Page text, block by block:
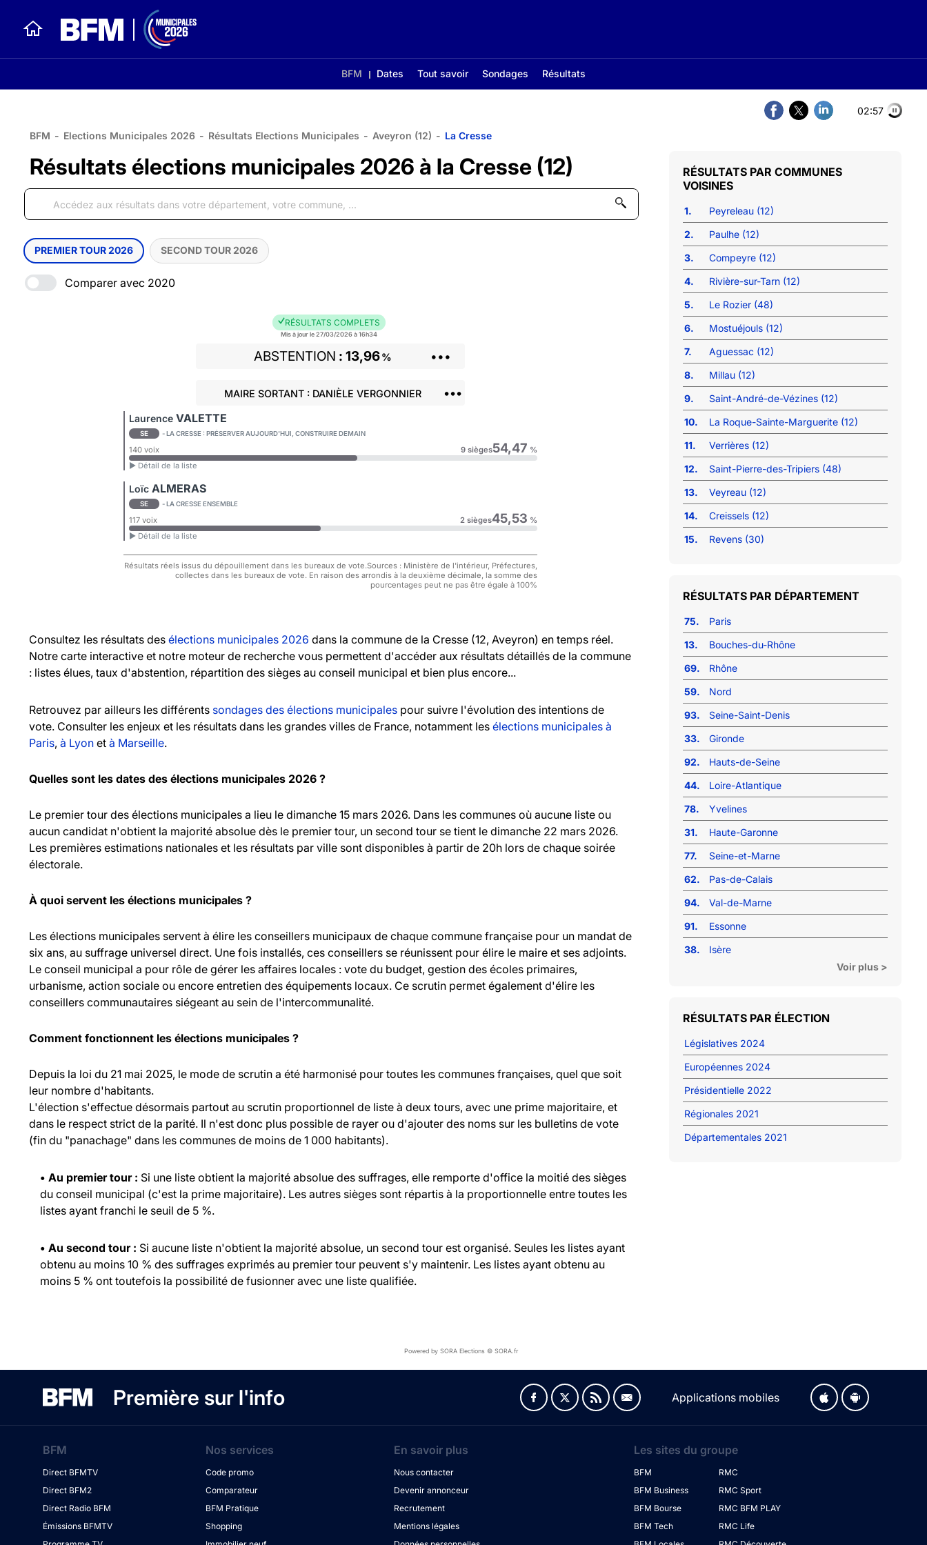
BFM Dates Tout savoir Sondages Résultats
02:56
BFM - Elections Municipales 2026 - Résultats Elections Municipales - Aveyron (12) - La Cresse
Résultats élections municipales 2026 à la Cresse (12)
PREMIER TOUR 2026 SECOND TOUR 2026
Comparer avec 2020
RÉSULTATS COMPLETS
Mis à jour le 27/03/2026 à 16h34
ABSTENTION 13,96% •••
MAIRE SORTANT : DANIÈLE VERGONNIER •••
Laurence VALETTE
SE - LA CRESSE : PRÉSERVER AUJOURD'HUI, CONSTRUIRE DEMAIN
140 voix 9 sièges54,47 %
► Détail de la liste
Loïc ALMERAS
SE - LA CRESSE ENSEMBLE
117 voix 2 sièges45,53 %
► Détail de la liste
Résultats réels issus du dépouillement dans les bureaux de vote.Sources : Ministère de l'intérieur, Préfectures,
collectes dans les bureaux de vote. En raison des arrondis à la deuxième décimale, la somme des
pourcentages peut ne pas être égale à 100%
Consultez les résultats des élections municipales 2026 dans la commune de la Cresse (12, Aveyron) en temps réel.
Notre carte interactive et notre moteur de recherche vous permettent d'accéder aux résultats détaillés de la commune
: listes élues, taux d'abstention, répartition des sièges au conseil municipal et bien plus encore...
Retrouvez par ailleurs les différents sondages des élections municipales pour suivre l'évolution des intentions de
vote. Consulter les enjeux et les résultats dans les grandes villes de France, notamment les élections municipales à
Paris, à Lyon et à Marseille.
Quelles sont les dates des élections municipales 2026 ?
Le premier tour des élections municipales a lieu le dimanche 15 mars 2026. Dans les communes où aucune liste ou
aucun candidat n'obtient la majorité absolue dès le premier tour, un second tour se tient le dimanche 22 mars 2026.
Les premières estimations nationales et les résultats par ville sont disponibles à partir de 20h lors de chaque soirée
électorale.
À quoi servent les élections municipales ?
Les élections municipales servent à élire les conseillers municipaux de chaque commune française pour un mandat de
six ans, au suffrage universel direct. Une fois installés, ces conseillers se réunissent pour élire le maire et ses adjoints.
Le conseil municipal a pour rôle de gérer les affaires locales : vote du budget, gestion des écoles primaires,
urbanisme, action sociale ou encore entretien des équipements locaux. Ce scrutin permet également d'élire les
conseillers communautaires siégeant au sein de l'intercommunalité.
Comment fonctionnent les élections municipales ?
Depuis la loi du 21 mai 2025, le mode de scrutin a été harmonisé pour toutes les communes françaises, quel que soit
leur nombre d'habitants.
L'élection s'effectue désormais partout au scrutin proportionnel de liste à deux tours, avec une prime majoritaire, et
dans le respect strict de la parité. Il n'est donc plus possible de rayer ou d'ajouter des noms sur les bulletins de vote
(fin du "panachage" dans les communes de moins de 1 000 habitants).
• Au premier tour : Si une liste obtient la majorité absolue des suffrages, elle remporte d'office la moitié des sièges
du conseil municipal (c'est la prime majoritaire). Les autres sièges sont répartis à la proportionnelle entre toutes les
listes ayant franchi le seuil de 5 %.
• Au second tour : Si aucune liste n'obtient la majorité absolue, un second tour est organisé. Seules les listes ayant
obtenu au moins 10 % des suffrages exprimés au premier tour peuvent s'y maintenir. Les listes ayant obtenu au
moins 5 % ont toutefois la possibilité de fusionner avec une liste qualifiée.
COMMUNES
VOISINES
1.
Peyreleau (12)
2.
Paulhe (12)
3.
Compeyre (12)
4.
Rivière-sur-Tarn (12)
5.
Le Rozier (48)
6.
Mostuéjouls (12)
7.
Aguessac (12)
8.
Millau (12)
9.
Saint-André-de-Vézines (12)
10.
La Roque-Sainte-Marguerite (12)
11.
Verrières (12)
12.
Saint-Pierre-des-Tripiers (48)
13.
Veyreau (12)
14.
Creissels (12)
15.
Revens (30)
RÉSULTATS PAR DÉPARTEMENT
75.
Paris
13.
Bouches-du-Rhône
69.
Rhône
59.
Nord
93.
Seine-Saint-Denis
33.
Gironde
92.
Hauts-de-Seine
44.
Loire-Atlantique
78.
Yvelines
31.
Haute-Garonne
77.
Seine-et-Marne
62.
Pas-de-Calais
94.
Val-de-Marne
91.
Essonne
38.
Isère
Voir plus >
RÉSULTATS PAR ÉLECTION
Législatives 2024
Européennes 2024
Présidentielle 2022
Régionales 2021
Départementales 2021
Powered by SORA Elections © SORA.fr
Première sur l'info Applications mobiles
BFM
Direct BFMTV
Direct BFM2
Direct Radio BFM
Émissions BFMTV
Nos services
Code promo
Comparateur
BFM Pratique
Shopping
En savoir plus
Nous contacter
Devenir annonceur
Recrutement
Mentions légales
Les sites du groupe
BFM
BFM Business
BFM Bourse
BFM Tech
RMC
RMC Sport
RMC BFM PLAY
RMC Life